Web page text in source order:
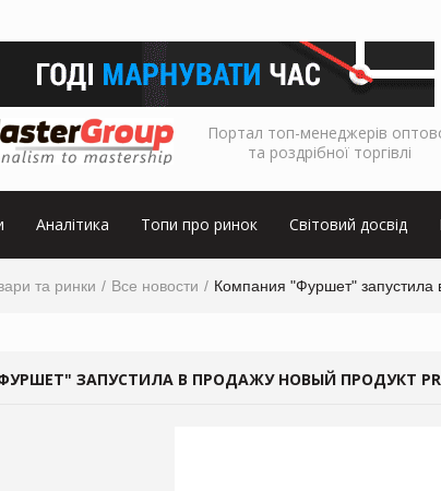
Портал топ-менеджерів
та роздрібної торгівлі
Аналітика Топи про ринок Світовий досвід
та ринки Все новости Компания "Фуршет" запустила
ЗАПУСТИЛА В ПРОДАЖУ НОВЫЙ ПРОДУКТ